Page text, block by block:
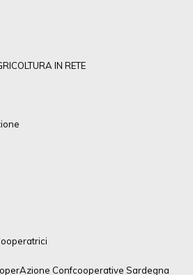
IN RETE
Confcooperative Sardegna